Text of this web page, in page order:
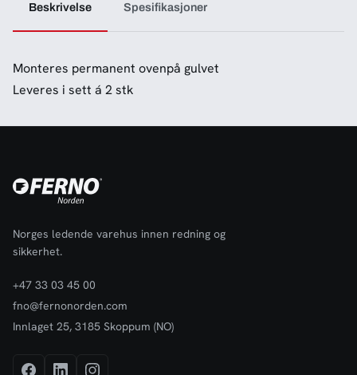
Beskrivelse Spesifikasjoner
Monteres permanent ovenpå gulvet
Leveres i sett á 2 stk
Norges ledende varehus innen redning og
sikkerhet.
+47 33 03 45 00
fno@fernonorden.com
Innlaget 25, 3185 Skoppum (NO)